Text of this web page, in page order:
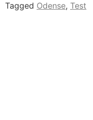
Tagged Odense, Test